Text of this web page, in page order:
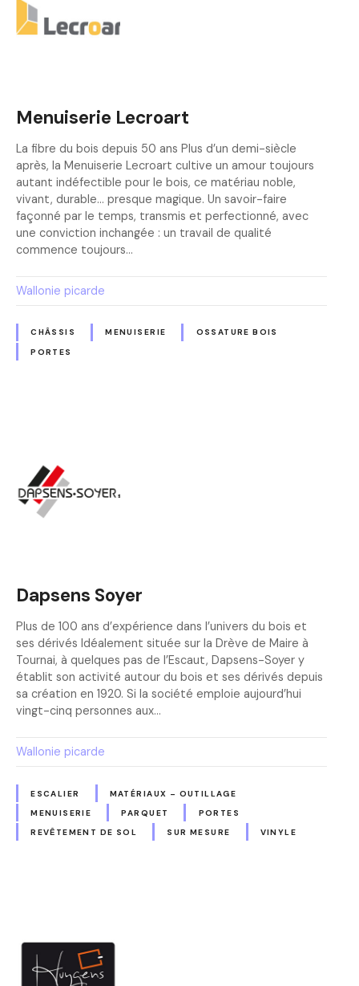
Menuiserie Lecroart
La fibre du bois depuis 50 ans Plus d’un demi-siècle
après, la Menuiserie Lecroart cultive un amour toujours
autant indéfectible pour le bois, ce matériau noble,
vivant, durable… presque magique. Un savoir-faire
façonné par le temps, transmis et perfectionné, avec
une conviction inchangée : un travail de qualité
commence toujours…
Wallonie picarde
CHÂSSIS MENUISERIE
OSSATURE BOIS
PORTES
Dapsens Soyer
Plus de 100 ans d’expérience dans l’univers du bois et
ses dérivés Idéalement située sur la Drève de Maire à
Tournai, à quelques pas de l’Escaut, Dapsens-Soyer y
établit son activité autour du bois et ses dérivés depuis
sa création en 1920. Si la société emploie aujourd’hui
vingt-cinq personnes aux…
Wallonie picarde
ESCALIER
MATÉRIAUX – OUTILLAGE
MENUISERIE
PARQUET
PORTES
REVÊTEMENT DE SOL
SUR MESURE VINYLE